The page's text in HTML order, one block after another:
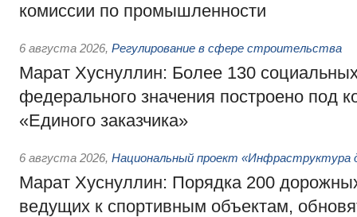
комиссии по промышленности
6 августа 2026, Регулирование в сфере строительства
Марат Хуснуллин: Более 130
федерального значения построено под
«Единого заказчика»
6 августа 2026, Национальный проект «Инфраструктура
Марат Хуснуллин: Порядка 200
ведущих к спортивным объектам,